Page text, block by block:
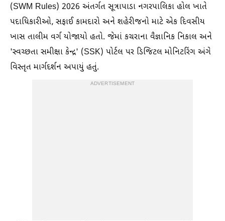
(SWM Rules) 2026 અંતર્ગત સૂત્રાપાડા નગરપાલિકા હોલ ખાતે
પદાધિકારીઓ, સફાઈ કામદારો અને શહેરીજનો માટે એક દિવસીય
ખાસ તાલીમ વર્ગ યોજાયો હતો. જેમાં કચરાના વૈજ્ઞાનિક નિકાલ અને
'સ્વચ્છતા સમીક્ષા કેન્દ્ર' (SSK) પોર્ટલ પર ડિજિટલ મોનિટરિંગ અંગે
વિસ્તૃત માર્ગદર્શન અપાયું હતું.
ADVERTISEMENT